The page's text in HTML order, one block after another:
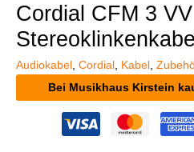
Cordial CFM 3 VV
Audiokabel Cordial Kabel
Bei Musikhaus Kirstein